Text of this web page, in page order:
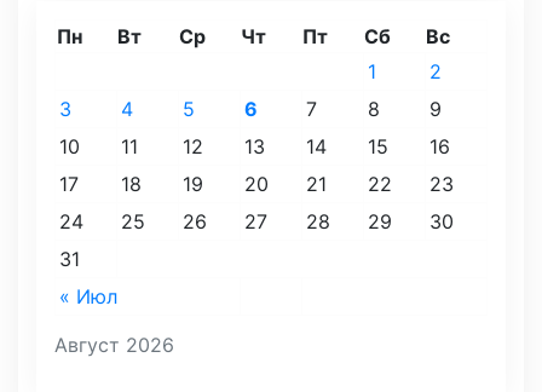
Август 2026
Пн Вт Ср Чт Пт Сб Вс
« Июл
1
2
3
4 5 6 7 8
9
10
11 12 13 14 15
16
17
18 19 20 21 22
23
24
25 26 27 28 29
30
31